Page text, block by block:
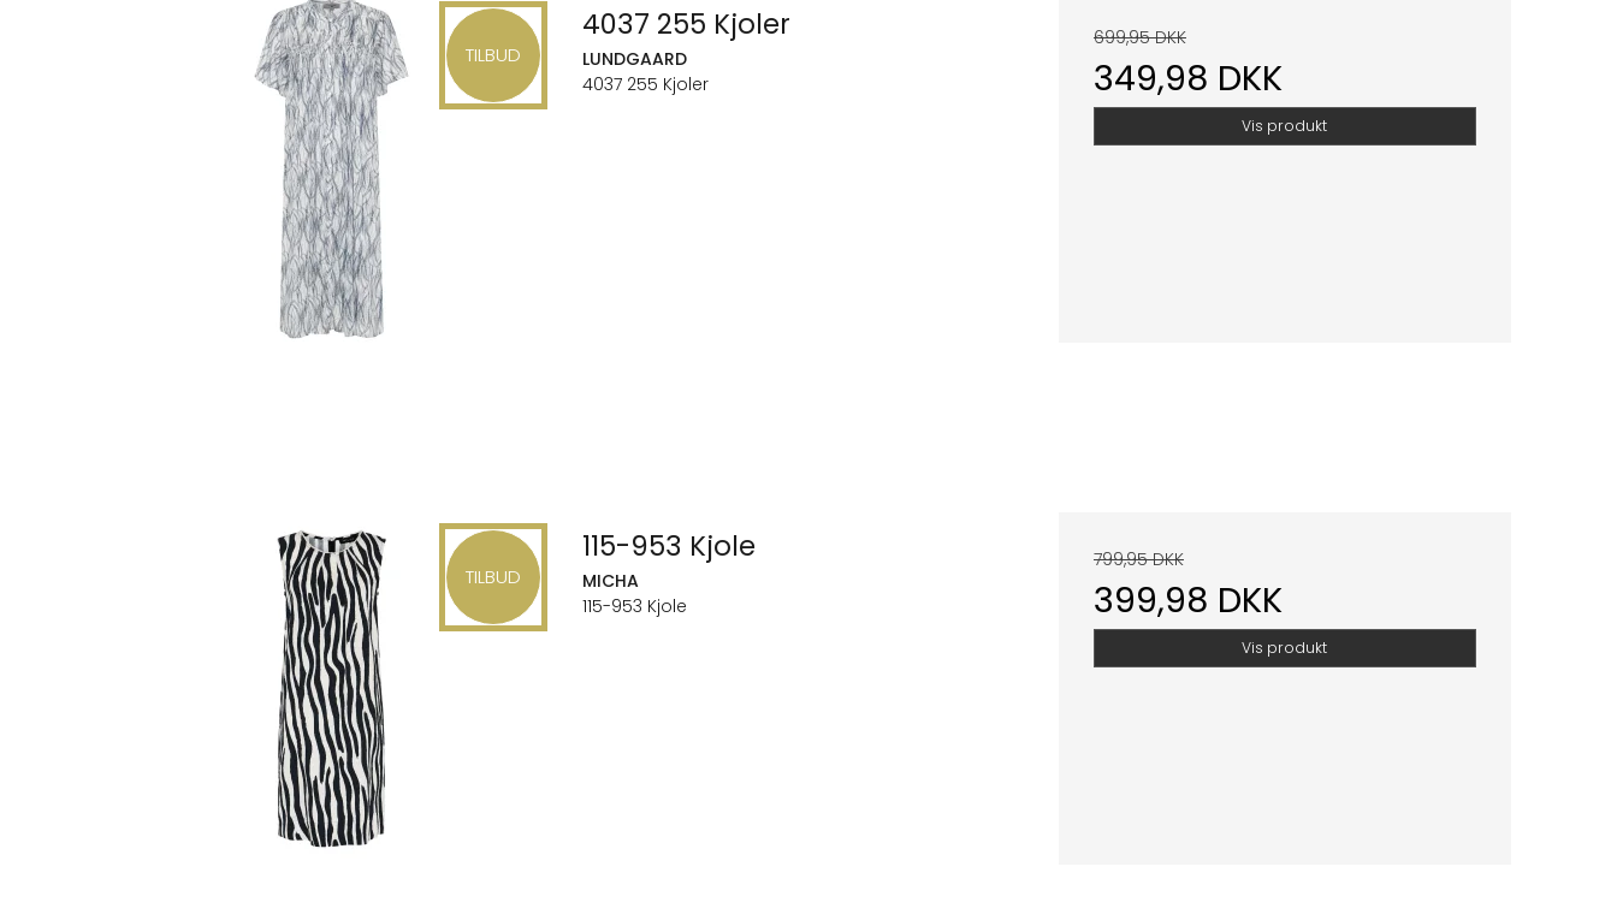
TILBUD
4037 255 Kjoler
LUNDGAARD
4037 255 Kjoler
699,95 DKK
349,98 DKK
Vis produkt
TILBUD
115-953 Kjole
MICHA
115-953 Kjole
799,95 DKK
399,98 DKK
Vis produkt